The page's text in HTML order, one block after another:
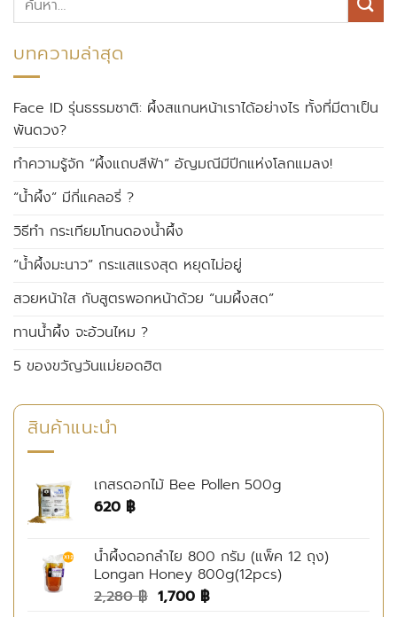
บทความล่าสุด
Face ID รุ่นธรรมชาติ: ผึ้งสแกนหน้าเราได้อย่างไร ทั้งที่มีตาเป็น
พันดวง?
ทำความรู้จัก “ผึ้งแถบสีฟ้า” อัญมณีมีปีกแห่งโลกแมลง!
“น้ำผึ้ง” มีกี่แคลอรี่ ?
วิธีทำ กระเทียมโทนดองน้ำผึ้ง
“น้ำผึ้งมะนาว” กระแสแรงสุด หยุดไม่อยู่
สวยหน้าใส กับสูตรพอกหน้าด้วย “นมผึ้งสด”
ทานน้ำผึ้ง จะอ้วนไหม ?
5 ของขวัญวันแม่ยอดฮิต
สินค้าแนะนำ
เกสรดอกไม้ Bee Pollen 500g
620 ฿
น้ำผึ้งดอกลำไย 800 กรัม (แพ็ค 12 ถุง)
Longan Honey 800g(12pcs)
2,280฿ Original
1,700 ฿Current